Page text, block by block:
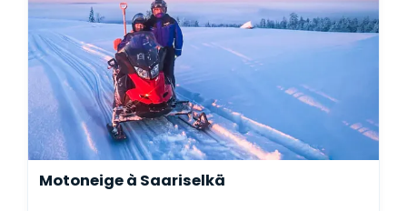
Motoneige à Saariselkä